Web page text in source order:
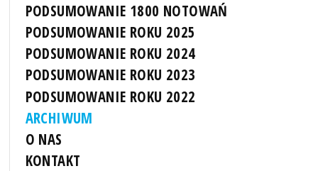
PODSUMOWANIE 1800 NOTOWAŃ
PODSUMOWANIE ROKU 2025
PODSUMOWANIE ROKU 2024
PODSUMOWANIE ROKU 2023
PODSUMOWANIE ROKU 2022
ARCHIWUM
O NAS
KONTAKT